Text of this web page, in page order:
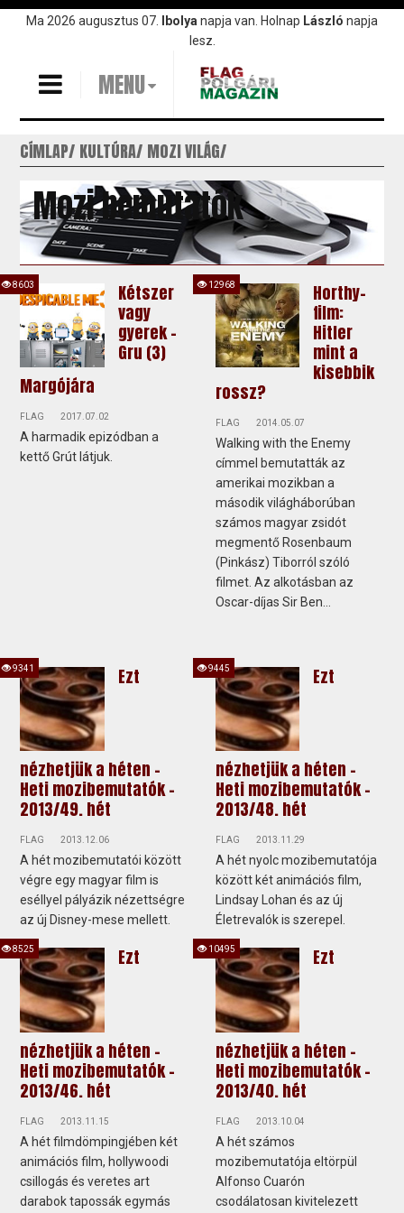
UgrásMa 2026 augusztus 07. Ibolya napja van. Holnap László napja
lesz.
MENU
CÍMLAP KULTÚRA MOZI VILÁG
Mozi bemutatók
Kétszer
vagy
gyerek –
Gru (3)
Margójára
FLAG 2017.07.02
A harmadik epizódban a
kettő Grút látjuk.
8603
Horthy-
film:
Hitler
mint a
kisebbik
rossz?
FLAG 2014.05.07
Walking with the Enemy
címmel bemutatták az
amerikai mozikban a
második világháborúban
számos magyar zsidót
megmentő Rosenbaum
(Pinkász) Tiborról szóló
filmet. Az alkotásban az
Oscar-díjas Sir Ben...
12968
Ezt
nézhetjük a héten -
Heti mozibemutatók -
2013/49. hét
FLAG 2013.12.06
A hét mozibemutatói között
végre egy magyar film is
eséllyel pályázik nézettségre
az új Disney-mese mellett.
9341 Ezt
nézhetjük a héten -
Heti mozibemutatók -
2013/48. hét
FLAG 2013.11.29
A hét nyolc mozibemutatója
között két animációs film,
Lindsay Lohan és az új
Életrevalók is szerepel.
9445
Ezt
nézhetjük a héten -
Heti mozibemutatók -
2013/46. hét
FLAG 2013.11.15
A hét filmdömpingjében két
animációs film, hollywoodi
csillogás és veretes art
darabok tapossák egymás
8525 Ezt
nézhetjük a héten -
Heti mozibemutatók -
2013/40. hét
FLAG 2013.10.04
A hét számos
mozibemutatója eltörpül
Alfonso Cuarón
csodálatosan kivitelezett
10495